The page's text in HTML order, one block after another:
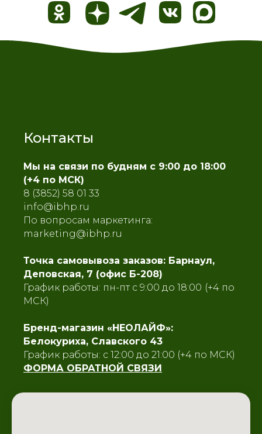
Контакты
Мы на связи по будням с 9:00 до 18:00
(+4 по МСК)
8 (3852) 58 01 33
info@ibhp.ru
По вопросам маркетинга:
marketing@ibhp.ru
Точка самовывоза заказов: Барнаул,
Деповская, 7 (офис Б-208)
График работы: пн-пт с 9:00 до 18:00 (+4 по
МСК)
Бренд-магазин «НЕОЛАЙФ»:
Белокуриха, Славского 43
График работы: с 12:00 до 21:00 (+4 по МСК)
ФОРМА ОБРАТНОЙ СВЯЗИ